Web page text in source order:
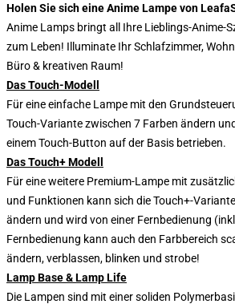
Holen Sie sich eine Anime Lampe von
Anime Lamps bringt all Ihre Lieblings-Anime-
zum Leben! Illuminate Ihr Schlafzimmer,
Büro & kreativen Raum!
Das Touch-Modell
Für eine einfache Lampe mit den
Touch-Variante zwischen 7 Farben ändern
einem Touch-Button auf der Basis betrieben.
Das Touch+ Modell
Für eine weitere Premium-Lampe mit
und Funktionen kann sich die Touch+-
ändern und wird von einer Fernbedienung
Fernbedienung kann auch den Farbbereich
ändern, verblassen, blinken und strobe!
Lamp Base & Lamp Life
Die Lampen sind mit einer soliden